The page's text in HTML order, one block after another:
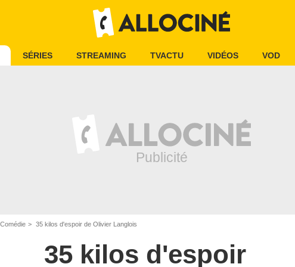
SÉRIES STREAMING TVACTU VIDÉOS VOD
35 kilos d'espoir de Olivier Langlois
35 kilos d'espoir